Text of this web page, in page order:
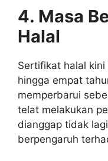
4. Masa
Halal
Sertifikat halal
hingga empat
memperbarui
telat melakukan
dianggap tidak
berpengaruh